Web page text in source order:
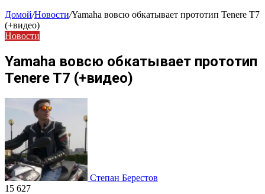
Домой/Новости/Yamaha вовсю обкатывает прототип Tenere T7
(+видео)
Новости
Yamaha вовсю обкатывает прототип
Tenere T7 (+видео)
Степан Берестов
15 627